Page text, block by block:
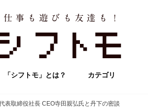
「シフトモ」とは？ カテゴリ
表取締役社長 CEO寺田親弘氏と丹下の密談